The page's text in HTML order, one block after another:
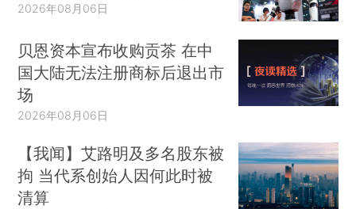
2026年08月06日
贝恩资本宣布收购贡茶 在中
国大陆无法注册商标后退出市
场
2026年08月06日
【我闻】艾路明及多名股东被
拘 当代系创始人因何此时被
清算